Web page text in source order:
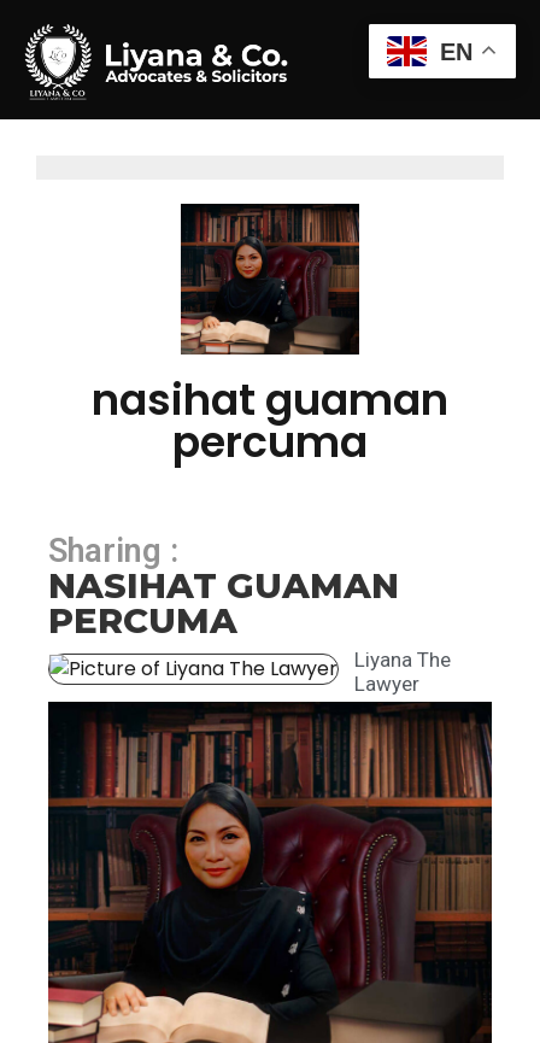
nasihat guaman
percuma
Sharing :
NASIHAT GUAMAN
PERCUMA
Liyana The
Lawyer
EN